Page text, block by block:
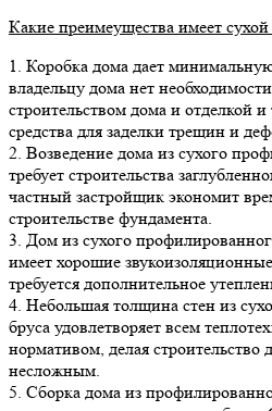
Какие преимеущества имеет
1. Коробка дома дает
владельцу дома нет
строительством дома и отделкой
средства для заделки трещин и
2. Возведение дома из сухого
требует строительства
частный застройщик экономит
строительстве фундамента.
3. Дом из сухого
имеет хорошие
требуется дополнительное
4. Небольшая толщина стен из
бруса удовлетворяет всем
нормативом, делая
несложным.
5. Сборка дома из